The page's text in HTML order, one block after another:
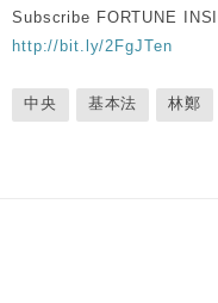
Subscribe FORTUNE
http://bit.ly/2FgJTen
中央 基本法 林鄭